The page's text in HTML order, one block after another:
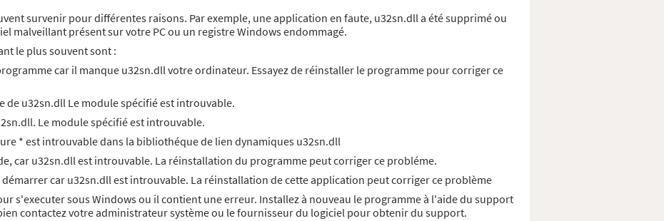
survenir pour différentes raisons. Par exemple, une application en faute, u32sn.dll a été supprimé ou
malveillant présent sur votre PC ou un registre Windows endommagé.
le plus souvent sont :
car il manque u32sn.dll votre ordinateur. Essayez de réinstaller le programme pour corriger ce
de u32sn.dll Le module spécifié est introuvable.
Le module spécifié est introuvable.
* est introuvable dans la bibliothéque de lien dynamiques u32sn.dll
car u32sn.dll est introuvable. La réinstallation du programme peut corriger ce probléme.
car u32sn.dll est introuvable. La réinstallation de cette application peut corriger ce problème
s'executer sous Windows ou il contient une erreur. Installez à nouveau le programme à l'aide du support
contactez votre administrateur système ou le fournisseur du logiciel pour obtenir du support.